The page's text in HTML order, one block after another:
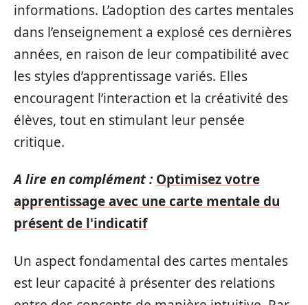
informations. L’adoption des cartes mentales
dans l’enseignement a explosé ces dernières
années, en raison de leur compatibilité avec
les styles d’apprentissage variés. Elles
encouragent l’interaction et la créativité des
élèves, tout en stimulant leur pensée
critique.
A lire en complément : Optimisez votre
apprentissage avec une carte mentale du
présent de l'indicatif
Un aspect fondamental des cartes mentales
est leur capacité à présenter des relations